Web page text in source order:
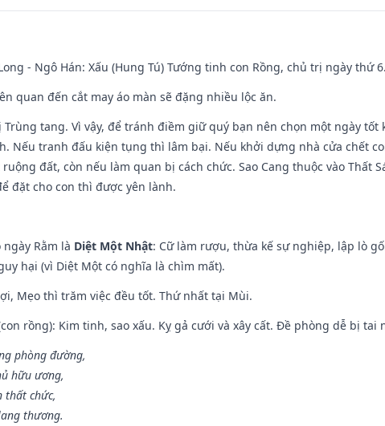
- Ngô Hán: Xấu (Hung Tú) Tướng tinh con Rồng, chủ trị ngày thứ 6.
quan đến cắt may áo màn sẽ đặng nhiều lộc ăn.
Trùng tang. Vì vậy, để tránh điềm giữ quý bạn nên chọn một ngày
Nếu tranh đấu kiện tụng thì lâm bại. Nếu khởi dựng nhà cửa chết
đất, còn nếu làm quan bị cách chức. Sao Cang thuộc vào Thất
đặt cho con thì được yên lành.
ngày Rằm là Diệt Một Nhật: Cữ làm rượu, thừa kế sự nghiệp, lập lò
hại (vì Diệt Một có nghĩa là chìm mất).
Mẹo thì trăm việc đều tốt. Thứ nhất tại Mùi.
rồng): Kim tinh, sao xấu. Kỵ gả cưới và xây cất. Đề phòng dễ bị tai
phòng đường,
hữu ương,
thất chức,
thương.